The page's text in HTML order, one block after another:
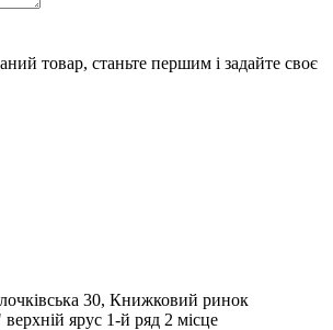
товар, станьте першим і задайте своє
30, Книжковий ринок
ярус 1-й ряд 2 місце